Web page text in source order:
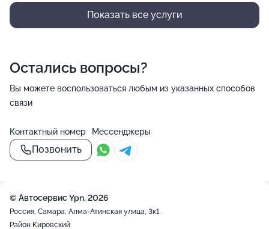
Показать все услуги
Остались вопросы?
Вы можете воспользоваться любым из указанных способов
связи
Контактный номер
Позвонить
Мессенджеры
© Автосервис Ypn, 2026
Россия, Самара, Алма-Атинская улица, 3к1
Район Кировский